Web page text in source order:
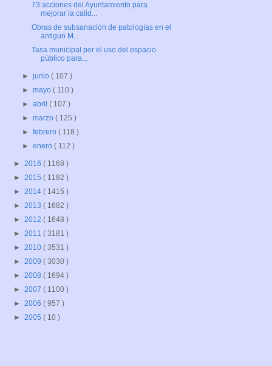
73 acciones del Ayuntamiento para
mejorar la calid...
Obras de subsanación de patologías en el
antiguo M...
Tasa municipal por el uso del espacio
público para...
►junio( 107 )
►mayo( 110 )
►abril( 107 )
►marzo( 125 )
►febrero( 118 )
►enero( 112 )
► 2016 ( 1168 )
► 2015 ( 1182 )
► 2014 ( 1415 )
► 2013 ( 1682 )
► 2012 ( 1648 )
► 2011 ( 3181 )
► 2010 ( 3531 )
► 2009 ( 3030 )
► 2008 ( 1694 )
► 2007 ( 1100 )
► 2006 ( 957 )
► 2005 ( 10 )